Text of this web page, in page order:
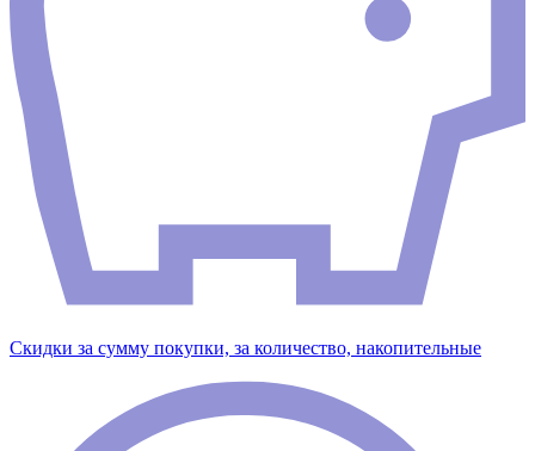
Скидки за сумму покупки, за количество, накопительные